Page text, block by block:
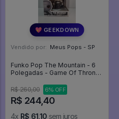
💖 GEEKDOWN
Vendido por: Meus Pops - SP
Funko Pop The Mountain - 6
Polegadas - Game Of Thrones
R$ 260,00
6% OFF
R$ 244,40
4x R$ 61,10 sem juros